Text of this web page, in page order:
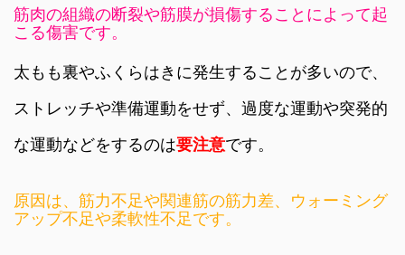
筋肉の組織の断裂や筋膜が損傷することによって起
こる傷害です。
太もも裏やふくらはきに発生することが多いので、
ストレッチや準備運動をせず、過度な運動や突発的
な運動などをするのは要注意です。
原因は、筋力不足や関連筋の筋力差、ウォーミング
アップ不足や柔軟性不足です。